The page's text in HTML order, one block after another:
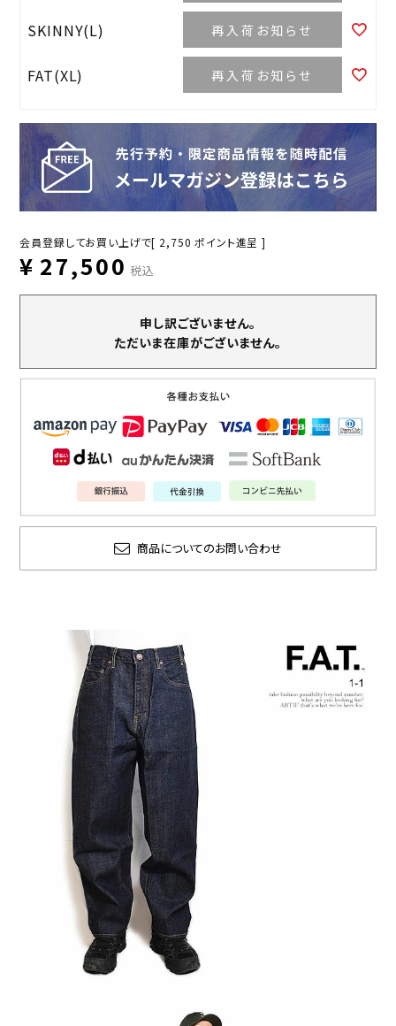
SKINNY(L) 再入荷お知らせ
FAT(XL) 再入荷お知らせ
会員登録してお買い上げで[ 2,750 ポイント進呈 ]
¥ 27,500 税込
申し訳ございません。
ただいま在庫がございません。
商品についてのお問い合わせ